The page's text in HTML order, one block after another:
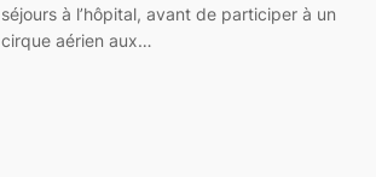
séjours à l’hôpital, avant de participer à un
cirque aérien aux…